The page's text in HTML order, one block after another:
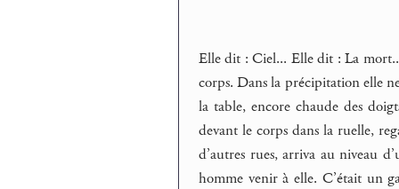
Elle dit : Ciel... Elle dit : La
corps. Dans la précipitation elle
la table, encore chaude des
devant le corps dans la ruelle,
d’autres rues, arriva au niveau
homme venir à elle. C’était un